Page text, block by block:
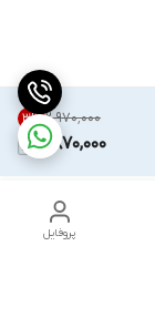
۲٬۹۷۰٬۰۰۰ 3%
2,870,000
پروفایل